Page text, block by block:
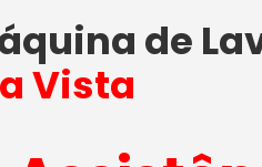
de
Vista